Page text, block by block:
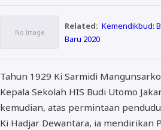
Related: Kemendikbud:
Baru 2020
Tahun 1929 Ki Sarmidi
Kepala Sekolah HIS Budi Utomo
kemudian, atas permintaan
Ki Hadjar Dewantara, ia mendirikan